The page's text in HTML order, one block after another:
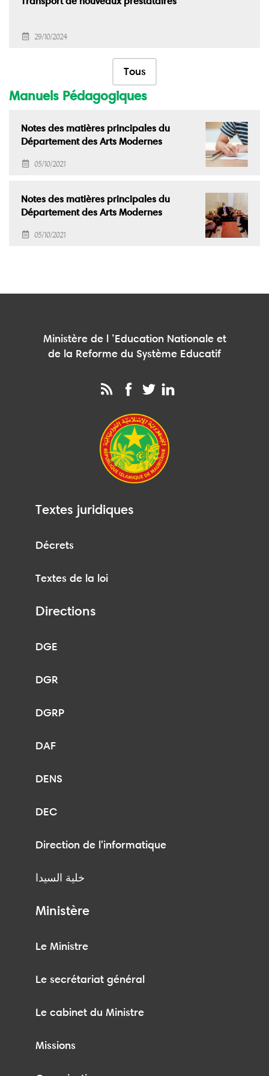
29/10/2024
Tous
Manuels Pédagogiques
Notes des matières principales du
Département des Arts Modernes
05/10/2021
Notes des matières principales du
Département des Arts Modernes
05/10/2021
Ministère de l ’Education Nationale et
de la Reforme du Système Educatif
Textes juridiques
Décrets
Textes de la loi
Directions
DGE
DGR
DGRP
DAF
DENS
DEC
Direction de l'informatique
خلية السيدا
Ministère
Le Ministre
Le secrétariat général
Le cabinet du Ministre
Missions